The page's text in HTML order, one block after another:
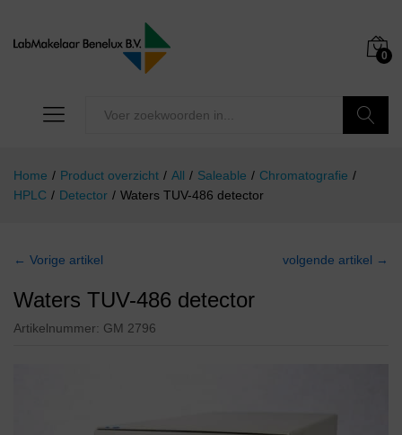
0
Home / Product overzicht / All / Saleable / Chromatografie /
HPLC / Detector / Waters TUV-486 detector
← Vorige artikel volgende artikel →
Waters TUV-486 detector
Artikelnummer: GM 2796